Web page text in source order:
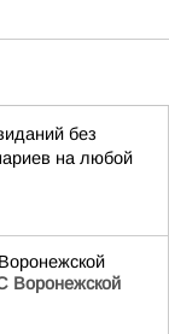
без
на любой
Воронежской